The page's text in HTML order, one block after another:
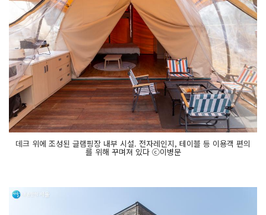
데크 위에 조성된 글램핑장 내부 시설. 전자레인지, 테이블 등 이용객 편의
를 위해 꾸며져 있다 ⓒ이병문